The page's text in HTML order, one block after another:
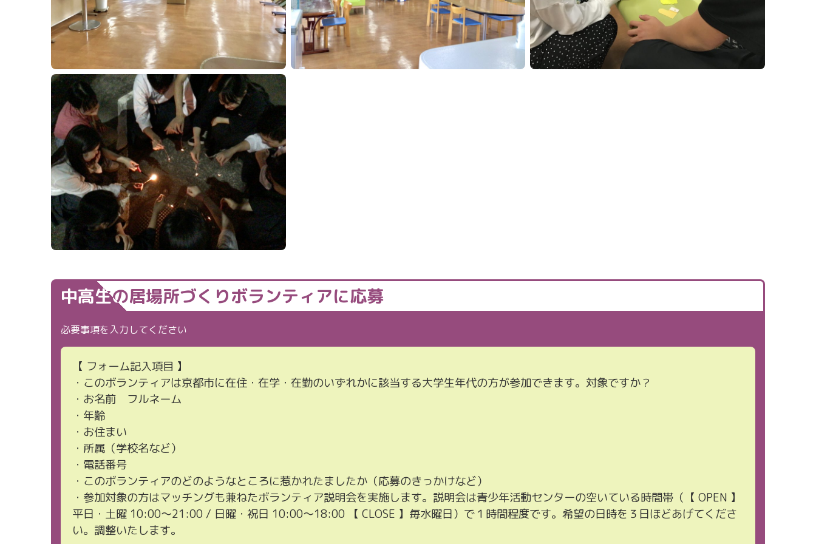
中高生の居場所づくりボランティアに応募
必要事項を入力してください
【 フォーム記入項目 】
・このボランティアは京都市に在住・在学・在勤のいずれかに該当する大学生年代の方が参加できます。対象ですか？
・お名前 フルネーム
・年齢
・お住まい
・所属（学校名など）
・電話番号
・このボランティアのどのようなところに惹かれたましたか（応募のきっかけなど）
・参加対象の方はマッチングも兼ねたボランティア説明会を実施します。説明会は青少年活動センターの空いている時間帯（【 OPEN 】
平日・土曜 10:00〜21:00 / 日曜・祝日 10:00〜18:00 【 CLOSE 】毎水曜日）で１時間程度です。希望の日時を３日ほどあげてくださ
い。調整いたします。